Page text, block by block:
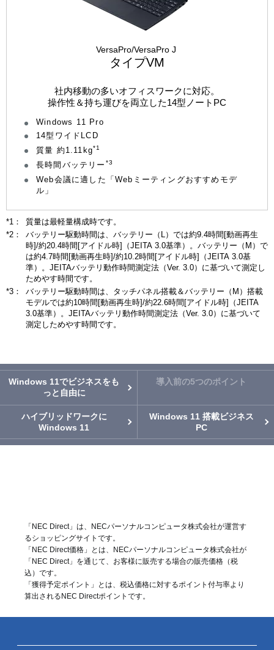
VersaPro/VersaPro J
タイプVM
社内移動の多いオフィスワークに対応。
操作性＆持ち運びを両立した14型ノートPC
Windows 11 Pro
14型ワイドLCD
質量 約1.11kg*1
長時間バッテリー *3
Web会議に適した「Webミーティングおすすめモデ
ル」
*1：
質量は最軽量構成時です。
*2：
バッテリー駆動時間は、バッテリー（L）では約9.4時間[動画再生
時]/約20.4時間[アイドル時]（JEITA 3.0基準）。バッテリー（M）で
は約4.7時間[動画再生時]/約10.2時間[アイドル時]（JEITA 3.0基
準）。JEITAバッテリ動作時間測定法（Ver. 3.0）に基づいて測定し
ためやす時間です。
*3：
バッテリー駆動時間は、タッチパネル搭載＆バッテリー（M）搭載
モデルでは約10時間[動画再生時]/約22.6時間[アイドル時]（JEITA
3.0基準）。JEITAバッテリ動作時間測定法（Ver. 3.0）に基づいて
測定しためやす時間です。
Windows 11でビジネスをも
っと自由に
導入前の5つのポイント
ハイブリッドワークに
Windows 11
Windows 11 搭載ビジネス
PC
「NEC Direct」は、NECパーソナルコンピュータ株式会社が運営す
るショッピングサイトです。
「NEC Direct価格」とは、NECパーソナルコンピュータ株式会社が
「NEC Direct」を通じて、お客様に販売する場合の販売価格（税
込 ）です。
「獲得予定ポイント」とは、税込価格に対するポイント付与率より
算出されるNEC Directポイントです。